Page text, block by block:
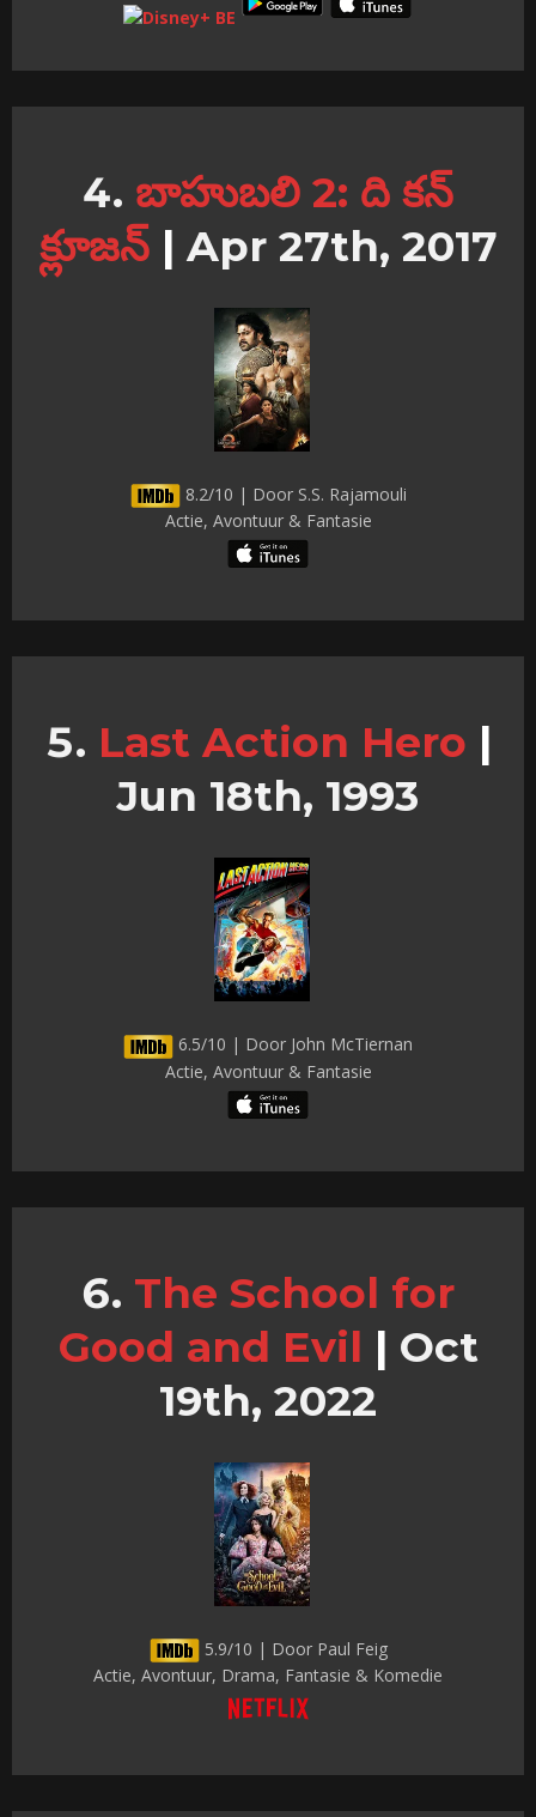
బాహుబలి 2: ది కన్
క్లూజన్ | Apr 27th, 2017
8.2/10 | Door S.S. Rajamouli
Actie, Avontuur & Fantasie
Last Action Hero |
Jun 18th, 1993
6.5/10 | Door John McTiernan
Actie, Avontuur & Fantasie
The School for
Good and Evil | Oct
19th, 2022
5.9/10 | Door Paul Feig
Actie, Avontuur, Drama, Fantasie & Komedie